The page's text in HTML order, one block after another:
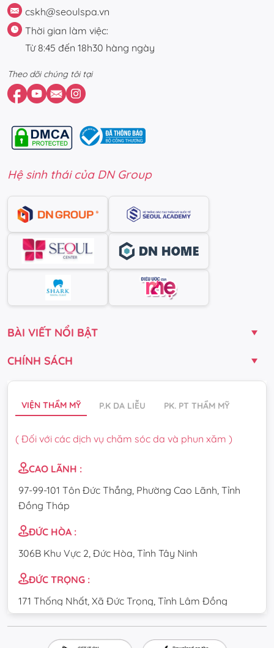
cskh@seoulspa.vn
Thời gian làm việc:
Từ 8:45 đến 18h30 hàng ngày
Theo dõi chúng tôi tại
Hệ sinh thái của DN Group
BÀI VIẾT NỔI BẬT
CHÍNH SÁCH
VIỆN THẨM MỸ P.K DA LIỄU PK. PT THẨM MỸ
( Đối với các dịch vụ chăm sóc da và phun xăm )
CAO LÃNH :
97-99-101 Tôn Đức Thắng, Phường Cao Lãnh, Tỉnh
Đồng Tháp
ĐỨC HÒA :
306B Khu Vực 2, Đức Hòa, Tỉnh Tây Ninh
ĐỨC TRỌNG :
171 Thống Nhất, Xã Đức Trọng, Tỉnh Lâm Đồng
CẦU GIẤY :